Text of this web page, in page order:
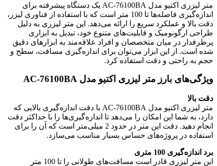
متر لیزری اکتیو مدل AC-76100BA یک دستگاه پیشرفته برای
اندازه‌گیری فاصله‌ها تا 100 متر است که با استفاده از فناوری لیزر،
دقت بالا و عملکرد سریع را ارائه می‌دهد. این متر لیزری به دلیل
طراحی ارگونومیک و قابلیت‌های متنوع خود، تبدیل به ابزاری
پرطرفدار در میان متخصصان و افراد علاقه‌مند به ابزارهای دقیق
شده است. از این ابزار می‌توان برای اندازه‌گیری مسافت، سطح و
حجم به راحتی و دقت استفاده کرد.
ویژگی‌های بارز متر لیزری اکتیو مدل AC-76100BA
دقت بالا
متر لیزری اکتیو مدل AC-76100BA با دقت اندازه‌گیری بالایی که
دارد، به شما این امکان را می‌دهد تا اندازه‌گیری‌ها را با حداکثر دقت
انجام دهید. دقت این متر در حدود 2 میلی‌متر است که آن را برای
استفاده در پروژه‌های حساس بسیار مناسب می‌سازد.
برد اندازه‌گیری 100 متری
این متر لیزری قادر است مسافت‌های طولانی را تا 100 متر